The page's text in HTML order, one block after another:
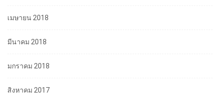
เมษายน 2018
มีนาคม 2018
มกราคม 2018
สิงหาคม 2017